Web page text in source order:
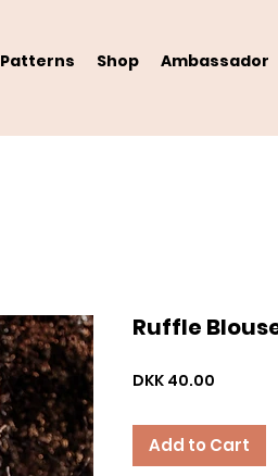
Patterns Shop Ambassador
Ruffle
DKK 40.00
Add to Cart